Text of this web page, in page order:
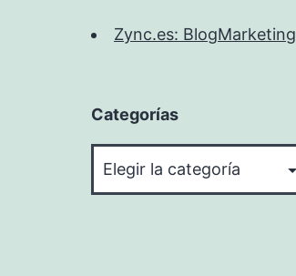
Zync.es: BlogMarketing
Categorías